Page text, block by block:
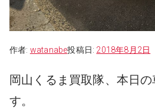
作者: watanabe投稿日: 2018年8月2日
岡山くるま買取隊、本日
す。